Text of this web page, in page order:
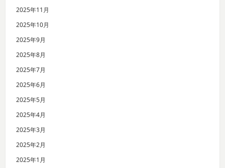
2025年11月
2025年10月
2025年9月
2025年8月
2025年7月
2025年6月
2025年5月
2025年4月
2025年3月
2025年2月
2025年1月